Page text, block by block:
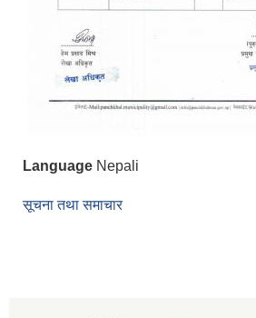
Language Nepali
सूचना तथा समाचार